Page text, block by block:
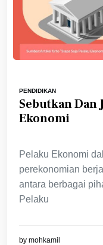
PENDIDIKAN
Sebutkan Dan
Ekonomi
Pelaku Ekonomi
perekonomian
antara berbagai
Pelaku
by mohkamil